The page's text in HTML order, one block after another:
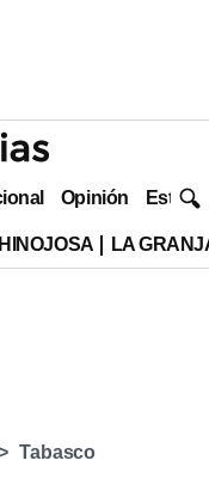
Opinión Estilo
LA
Tabasco